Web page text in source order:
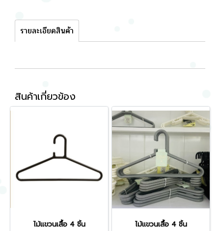
รายละเอียดสินค้า
สินค้าเกี่ยวข้อง
ไม้แขวนเสื้อ 4 ชิ้น ไม้แขวนเสื้อ 4 ชิ้น